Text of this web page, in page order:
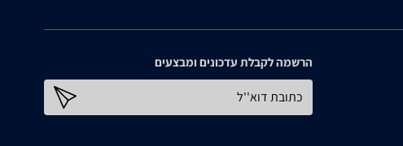
הרשמה לקבלת עדכונים ומבצעים
כתובת דוא''ל